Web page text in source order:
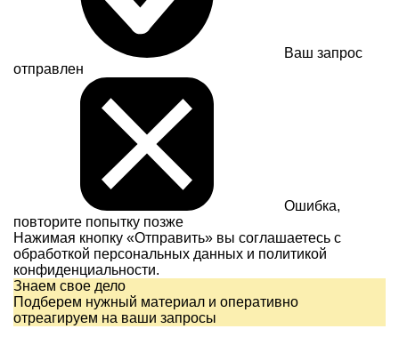
Ваш запрос
отправлен
Ошибка,
повторите попытку позже
Нажимая кнопку «Отправить» вы соглашаетесь с
обработкой персональных данных и политикой
конфиденциальности.
Знаем свое дело
Подберем нужный материал и оперативно
отреагируем на ваши запросы